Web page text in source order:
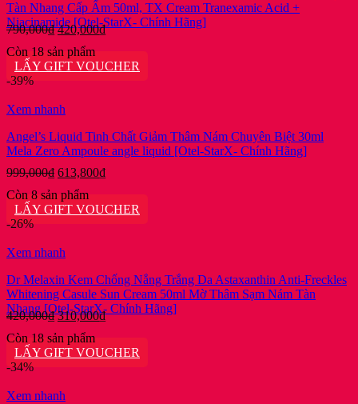
Tàn Nhang Cấp Ẩm 50ml, TX Cream Tranexamic Acid +
Niacinamide [Otel-StarX- Chính Hãng]
790,000₫Giá
là:
790,000₫.
420,000₫Giá
là:
Còn 18 sản phẩm
LẤY GIFT VOUCHER
-39%
Xem nhanh
Angel’s Liquid Tinh Chất Giảm Thâm Nám Chuyên Biệt 30ml
Mela Zero Ampoule angle liquid [Otel-StarX- Chính Hãng]
999,000₫ Giá
là:
999,000₫.
613,800₫Giá
là:
Còn 8 sản phẩm
LẤY GIFT VOUCHER
-26%
Xem nhanh
Dr Melaxin Kem Chống Nắng Trắng Da Astaxanthin Anti-Freckles
Whitening Casule Sun Cream 50ml Mờ Thâm Sạm Nám Tàn
Nhang [Otel-StarX- Chính Hãng]
420,000₫Giá
là:
420,000₫.
310,000₫Giá
là:
Còn 18 sản phẩm
LẤY GIFT VOUCHER
-34%
Xem nhanh